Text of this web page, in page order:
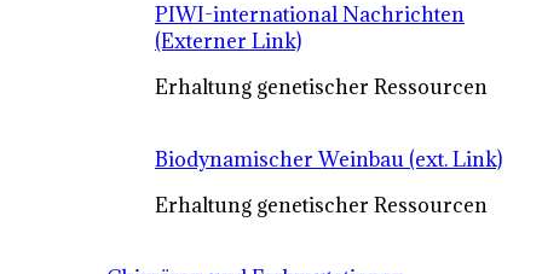
PIWI-international Nachrichten
(Externer Link)
Erhaltung genetischer Ressourcen
Biodynamischer Weinbau (ext. Link)
Erhaltung genetischer Ressourcen